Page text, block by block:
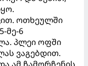
ოთხეულში
მე-6
პლეი ოფში
ვაგებდით.
ამ ჩამორჩენის